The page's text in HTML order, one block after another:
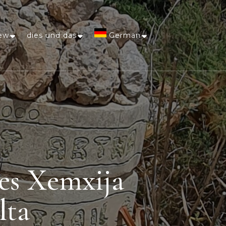
dies und das German
Afrikaans
Arabic
Chinese
(Simplified)
Dutch
English
Xemxija